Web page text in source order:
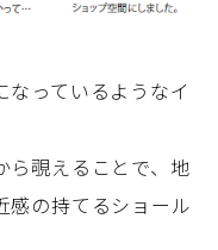
っているようなイ
ら覗えることで、地
感の持てるショール